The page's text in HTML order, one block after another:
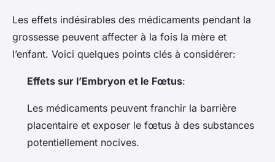
Les effets indésirables des médicaments pendant la
grossesse peuvent affecter à la fois la mère et
l’enfant. Voici quelques points clés à considérer:
Effets sur l’Embryon et le Fœtus:
Les médicaments peuvent franchir la barrière
placentaire et exposer le fœtus à des substances
potentiellement nocives.